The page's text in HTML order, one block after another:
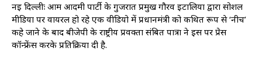
नई दिल्लीः आम आदमी पार्टी के गुजरात प्रमुख गौरव इटालिया द्वारा सोशल
मीडिया पर वायरल हो रहे एक वीडियो में प्रधानमंत्री को कथित रूप से ‘नीच’
कहे जाने के बाद बीजेपी के राष्ट्रीय प्रवक्ता संबित पात्रा ने इस पर प्रेस
कॉन्फ्रेंस करके प्रतिक्रिया दी है.